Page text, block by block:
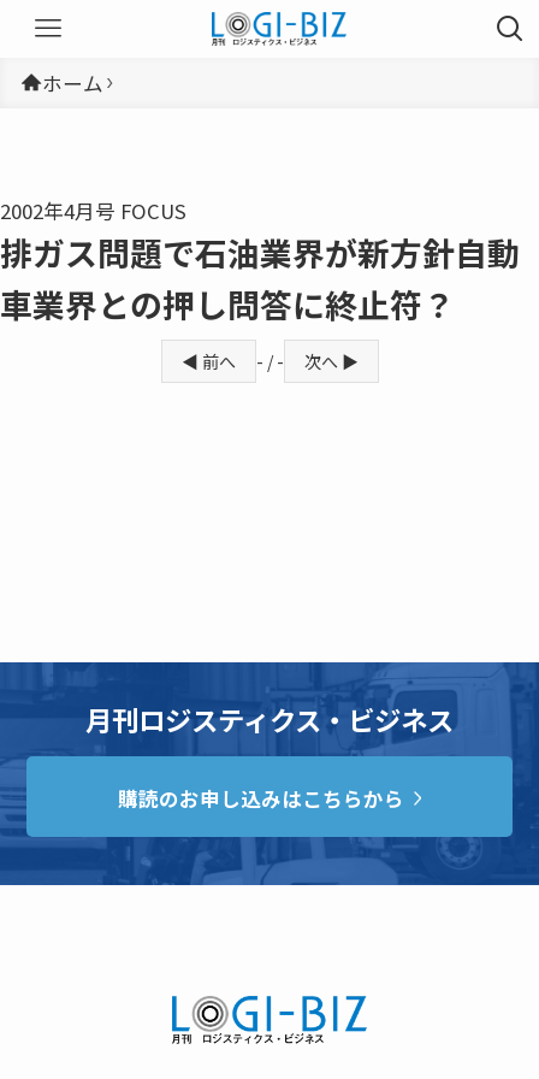
ホーム
2002年4月号 FOCUS
排ガス問題で石油業界が新方針自動
車業界との押し問答に終止符？
◀ 前へ - / - 次へ ▶
月刊ロジスティクス・ビジネス
購読のお申し込みはこちらから